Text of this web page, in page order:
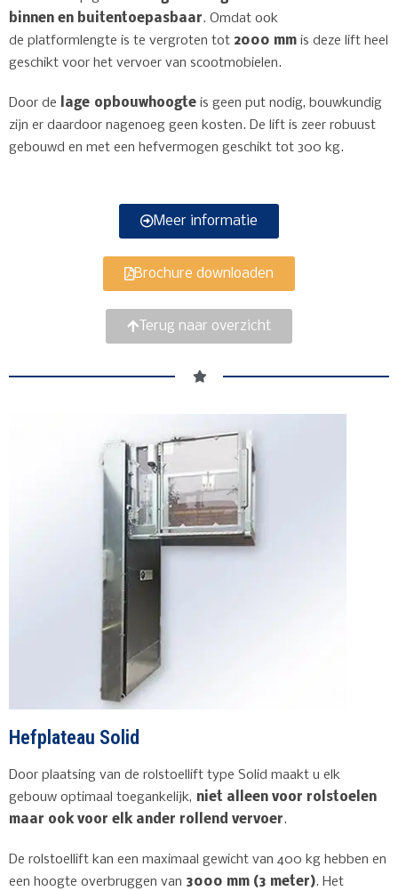
binnen en buitentoepasbaar. Omdat ook
de platformlengte is te vergroten tot 2000 mm is deze lift heel
geschikt voor het vervoer van scootmobielen.
Door de lage opbouwhoogte is geen put nodig, bouwkundig
zijn er daardoor nagenoeg geen kosten. De lift is zeer robuust
gebouwd en met een hefvermogen geschikt tot 300 kg.
Meer informatie
Brochure downloaden
Terug naar overzicht
Hefplateau Solid
Door plaatsing van de rolstoellift type Solid maakt u elk
gebouw optimaal toegankelijk, niet alleen voor rolstoelen
maar ook voor elk ander rollend vervoer.
De rolstoellift kan een maximaal gewicht van 400 kg hebben en
een hoogte overbruggen van 3000 mm (3 meter). Het